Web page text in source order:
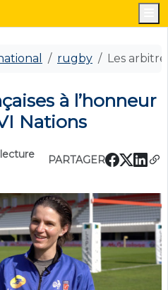
rugby Les
à l’honneur
Nations
PARTAGER